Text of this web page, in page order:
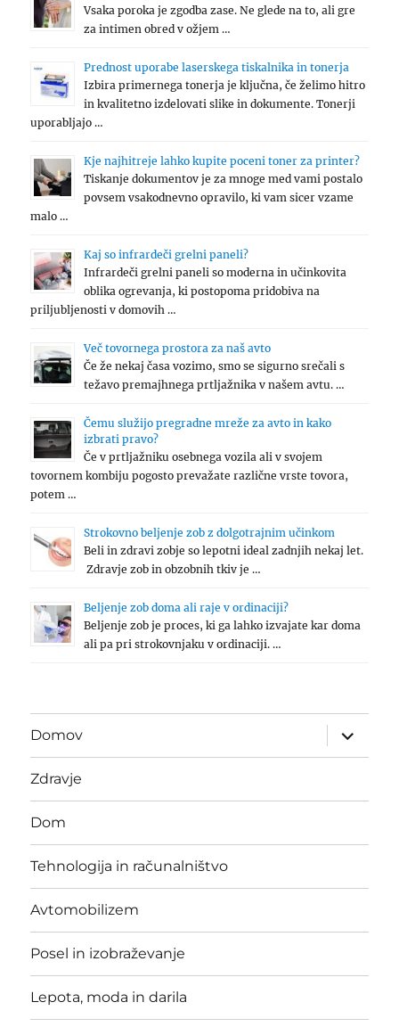
Vsaka poroka je zgodba zase. Ne glede na to, ali gre
za intimen obred v ožjem …
Prednost uporabe laserskega tiskalnika in tonerja
Izbira primernega tonerja je ključna, če želimo hitro
in kvalitetno izdelovati slike in dokumente. Tonerji
uporabljajo …
Kje najhitreje lahko kupite poceni toner za printer?
Tiskanje dokumentov je za mnoge med vami postalo
povsem vsakodnevno opravilo, ki vam sicer vzame
malo …
Kaj so infrardeči grelni paneli?
Infrardeči grelni paneli so moderna in učinkovita
oblika ogrevanja, ki postopoma pridobiva na
priljubljenosti v domovih …
Več tovornega prostora za naš avto
Če že nekaj časa vozimo, smo se sigurno srečali s
težavo premajhnega prtljažnika v našem avtu. …
Čemu služijo pregradne mreže za avto in kako
izbrati pravo?
Če v prtljažniku osebnega vozila ali v svojem
tovornem kombiju pogosto prevažate različne vrste tovora,
potem …
Strokovno beljenje zob z dolgotrajnim učinkom
Beli in zdravi zobje so lepotni ideal zadnjih nekaj let.
Zdravje zob in obzobnih tkiv je …
Beljenje zob doma ali raje v ordinaciji?
Beljenje zob je proces, ki ga lahko izvajate kar doma
ali pa pri strokovnjaku v ordinaciji. …
Domov
expand
child
menu
Zdravje
Dom
Tehnologija in računalništvo
Avtomobilizem
Posel in izobraževanje
Lepota, moda in darila